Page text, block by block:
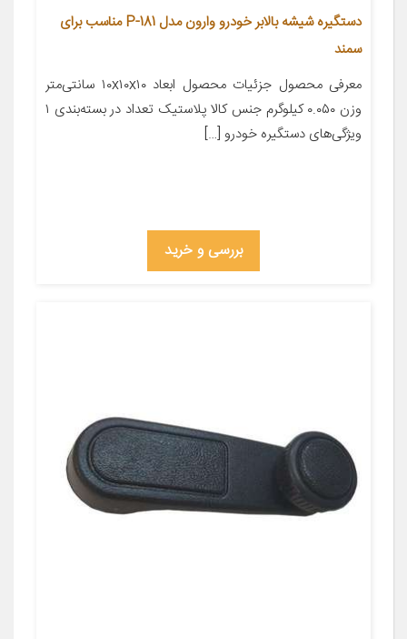
دستگیره شیشه بالابر خودرو وارون مدل P-181 مناسب برای
سمند
معرفی محصول جزئیات محصول ابعاد ۱۰x۱۰x۱۰ سانتی‌متر
وزن ۰.۰۵۰ کیلوگرم جنس کالا پلاستیک تعداد در بسته‌بندی ۱
ویژگی‌های دستگیره خودرو […]
بررسی و خرید